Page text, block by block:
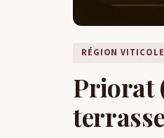
RÉGION VITICOLE
Priorat